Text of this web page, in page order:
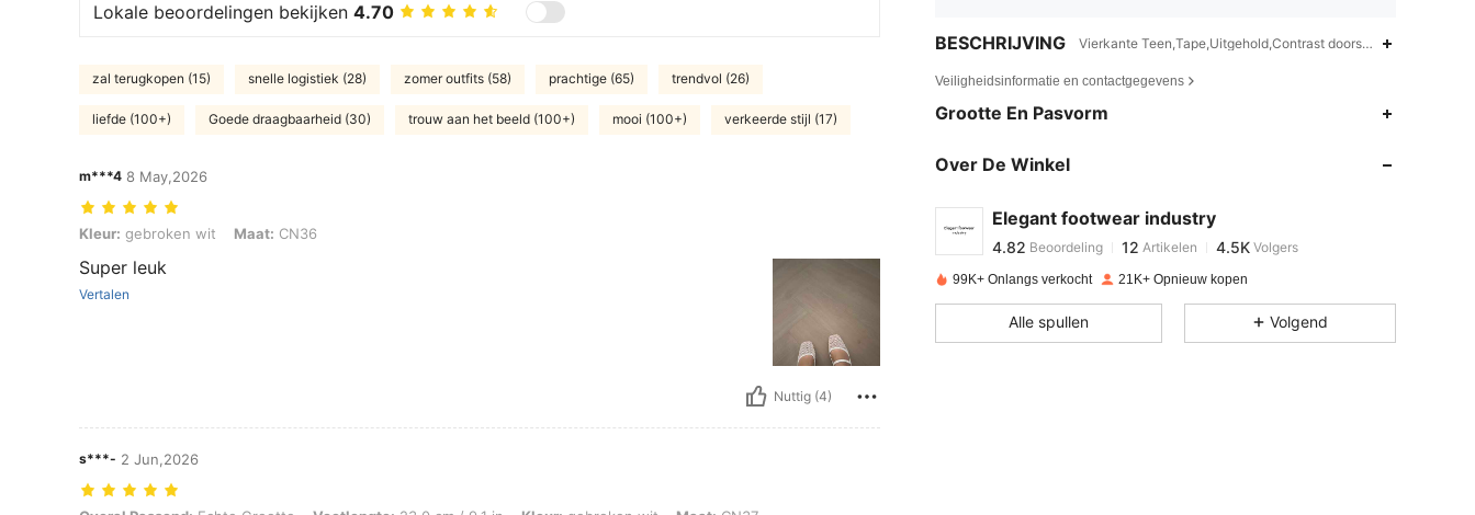
Lokale beoordelingen bekijken 4.70
zal terugkopen (15) snelle logistiek (28) zomer outfits (58) prachtige (65) trendvol (26)
liefde (100+) Goede draagbaarheid (30) trouw aan het beeld (100+) mooi (100+) verkeerde stijl (17)
m***4 8 May,2026
Kleur: gebroken wit, Maat: CN36
Kleur: gebroken wit Maat: CN36
Super leuk
Vertalen
Nuttig (4)
s***- 2 Jun,2026
BESCHRIJVING Vierkante Teen,Tape,Uitgehold,Contrast
Veiligheidsinformatie en contactgegevens
Grootte En Pasvorm
Over De Winkel
Elegant footwear industry
4.82
4.82
4.82
v***7betaalde 1 dag geleden
4.82 12 4.5K
99K+ Onlangs verkocht 21K+ Opnieuw kopen
Alle spullen Volgend